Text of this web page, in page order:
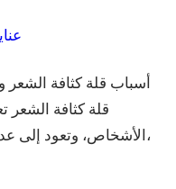
أسباب قلة كثافة
قلة كثافة الشعر
الأشخاص، وتعود إلى